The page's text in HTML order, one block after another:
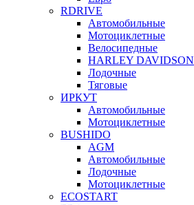
RDRIVE
Автомобильные
Мотоциклетные
Велосипедные
HARLEY DAVIDSON
Лодочные
Тяговые
ИРКУТ
Автомобильные
Мотоциклетные
BUSHIDO
AGM
Автомобильные
Лодочные
Мотоциклетные
ECOSTART